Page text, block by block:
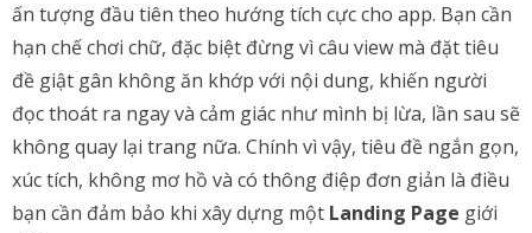
ấn tượng đầu tiên theo hướng tích cực cho app. Bạn cần
hạn chế chơi chữ, đặc biệt đừng vì câu view mà đặt tiêu
đề giật gân không ăn khớp với nội dung, khiến người
đọc thoát ra ngay và cảm giác như mình bị lừa, lần sau sẽ
không quay lại trang nữa. Chính vì vậy, tiêu đề ngắn gọn,
xúc tích, không mơ hồ và có thông điệp đơn giản là điều
bạn cần đảm bảo khi xây dựng một Landing Page giới